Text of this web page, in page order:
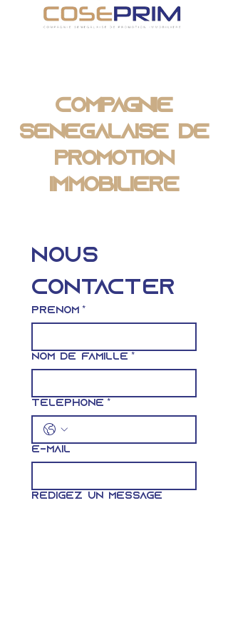
Compagnie
Sénégalaise de
Promotion
Immobilière
Nous
contacter
Prénom *
Nom de famille *
Téléphone *
E-mail
Rédigez un message